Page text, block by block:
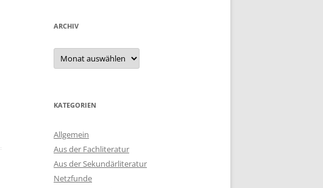
ARCHIV
Archiv
KATEGORIEN
Allgemein
Aus der Fachliteratur
Aus der Sekundärliteratur
Netzfunde